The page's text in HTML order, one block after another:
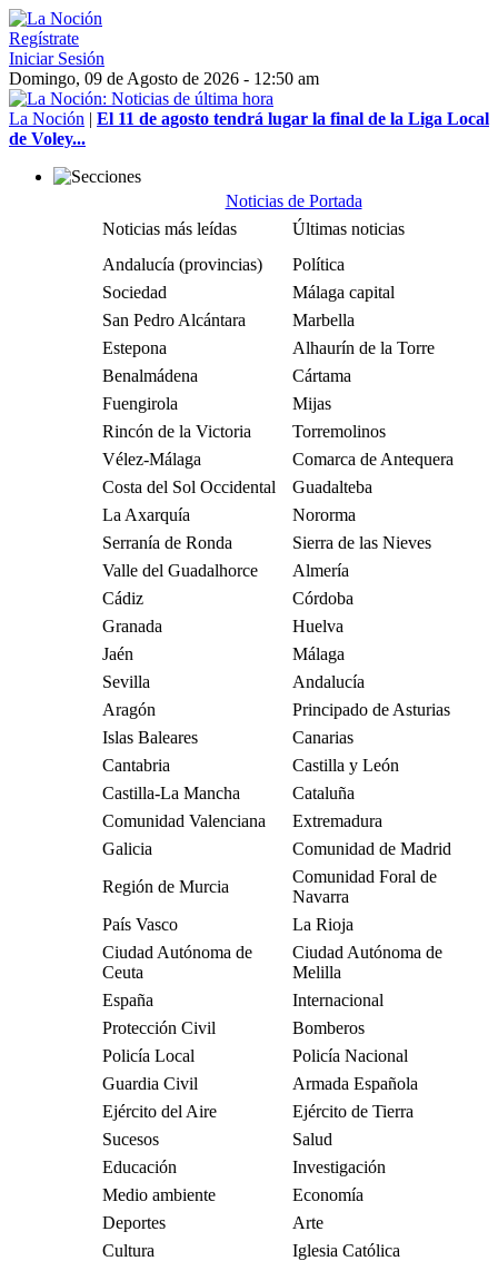
Regístrate
Iniciar Sesión
Domingo, 09 de Agosto de 2026 - 12:50 am
La Noción | El 11 de agosto tendrá lugar la final de la Liga Local
de Voley...
Noticias de Portada
Noticias más leídas
Últimas noticias
Andalucía (provincias)
Política
Sociedad
Málaga capital
San Pedro Alcántara
Marbella
Estepona
Alhaurín de la Torre
Benalmádena
Cártama
Fuengirola
Mijas
Rincón de la Victoria
Torremolinos
Vélez-Málaga
Comarca de Antequera
Costa del Sol Occidental
Guadalteba
La Axarquía
Nororma
Serranía de Ronda
Sierra de las Nieves
Valle del Guadalhorce
Almería
Cádiz
Córdoba
Granada
Huelva
Jaén
Málaga
Sevilla
Andalucía
Aragón
Principado de Asturias
Islas Baleares
Canarias
Cantabria
Castilla y León
Castilla-La Mancha
Cataluña
Comunidad Valenciana
Extremadura
Galicia
Comunidad de Madrid
Región de Murcia
Comunidad Foral de
Navarra
País Vasco
La Rioja
Ciudad Autónoma de
Ceuta
Ciudad Autónoma de
Melilla
España
Internacional
Protección Civil
Bomberos
Policía Local
Policía Nacional
Guardia Civil
Armada Española
Ejército del Aire
Ejército de Tierra
Sucesos
Salud
Educación
Investigación
Medio ambiente
Economía
Deportes
Arte
Cultura
Iglesia Católica